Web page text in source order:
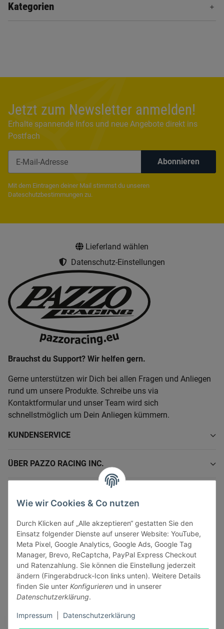
Wie wir Cookies & Co nutzen
Durch Klicken auf „Alle akzeptieren“ gestatten Sie den
Einsatz folgender Dienste auf unserer Website: YouTube,
Meta Pixel, Google Analytics, Google Ads, Google Tag
Manager, Brevo, ReCaptcha, PayPal Express Checkout
und Ratenzahlung. Sie können die Einstellung jederzeit
ändern (Fingerabdruck-Icon links unten). Weitere Details
finden Sie unter Konfigurieren und in unserer
Datenschutzerklärung.
Impressum Datenschutzerklärung
Kategorien
Jetzt zum Newsletter anmelden!
Erhalte spannende Infos und neue Angebote direkt ins
Postfach
Abonnieren
Mit dem Eintragen deiner Mail stimmst du unseren
Dateschutzbestimmungen zu.
Lieferland wählen
Datenschutz-Einstellungen
Brauchst du Support? Wir helfen gern.
Gerne unterstützen wir Dich bei allen Fragen und Anliegen
rund um unsere Produkte. Schreibe uns via
Kontaktformular und unser Team wird sich
schnellstmöglich um Dein Anliegen kümmern.
KUNDENSERVICE
ÜBER PAZZO RACING INC.
GESETZLICHE INFORMATIONEN
Vertrag widerrufen
Sicher bezahlen via: